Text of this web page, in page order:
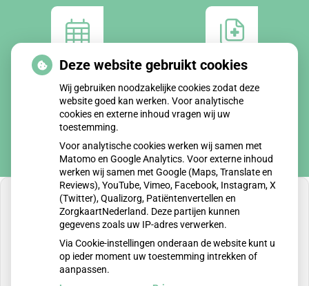
Afspraken
maken
Dossier
bekijken
U heeft geen toestemming gegeven voor
externe inhoud die nodig is om dit te zien.
Cookie-instellingen wijzigen
Deze website gebruikt cookies
Wij gebruiken noodzakelijke cookies zodat deze
website goed kan werken. Voor analytische
cookies en externe inhoud vragen wij uw
toestemming.
Voor analytische cookies werken wij samen met
Matomo en Google Analytics. Voor externe inhoud
werken wij samen met Google (Maps, Translate en
Reviews), YouTube, Vimeo, Facebook, Instagram, X
(Twitter), Qualizorg, Patiëntenvertellen en
ZorgkaartNederland. Deze partijen kunnen
gegevens zoals uw IP-adres verwerken.
Via Cookie-instellingen onderaan de website kunt u
op ieder moment uw toestemming intrekken of
aanpassen.